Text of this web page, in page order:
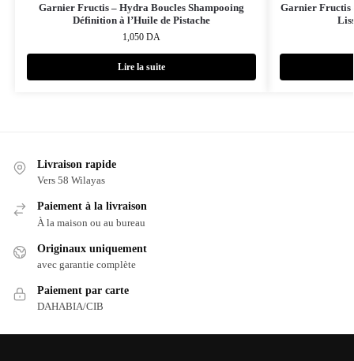
Garnier Fructis – Hydra Boucles Shampooing
Définition à l’Huile de Pistache
1,050 DA
Lire la suite
Garnier Fructis
Livraison rapide
Vers 58 Wilayas
Paiement à la livraison
À la maison ou au bureau
Originaux uniquement
avec garantie complète
Paiement par carte
DAHABIA/CIB